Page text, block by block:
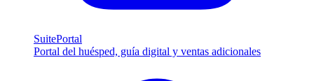
SuitePortal
Portal del huésped, guía digital y ventas adicionales